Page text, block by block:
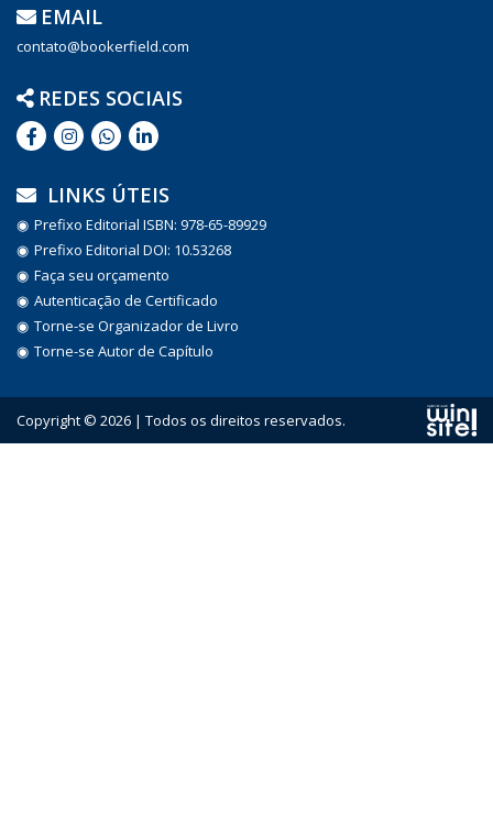
EMAIL
contato@bookerfield.com
REDES SOCIAIS
LINKS ÚTEIS
Prefixo Editorial ISBN: 978-65-89929
Prefixo Editorial DOI: 10.53268
Faça seu orçamento
Autenticação de Certificado
Torne-se Organizador de Livro
Torne-se Autor de Capítulo
Copyright © 2026 | Todos os direitos reservados.